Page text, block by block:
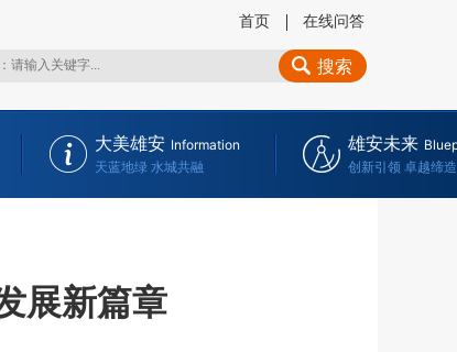
首页 在线问答
搜索
大美雄安 Information
天蓝地绿 水城共融
雄安未来
创新引领 卓越缔造
展新篇章